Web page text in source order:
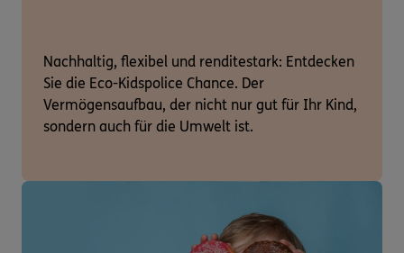
Nachhaltig, flexibel und renditestark: Entdecken
Sie die Eco-Kidspolice Chance. Der
Vermögensaufbau, der nicht nur gut für Ihr Kind,
sondern auch für die Umwelt ist.